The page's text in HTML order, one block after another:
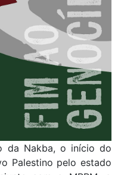
da Nakba, o início do
Palestino pelo estado